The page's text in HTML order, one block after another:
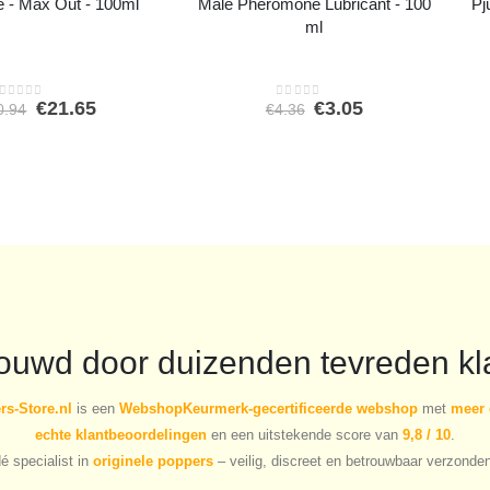
- Max Out - 100ml
out of 5Oorspronkelijke
€21.65Huidige
Male Pheromone Lubricant - 100
ml
0out of 5
€4.36 Oorspronkelijke
€3.05Huidige
door duizenden tevreden
Store.nl is een WebshopKeurmerk-gecertificeerde webshop met meer
echte klantbeoordelingen en een uitstekende score van 9,8 / 10
specialist in originele poppers – veilig, discreet en betrouwbaar